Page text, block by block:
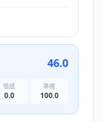
46.0
情感
0.0
準確
100.0